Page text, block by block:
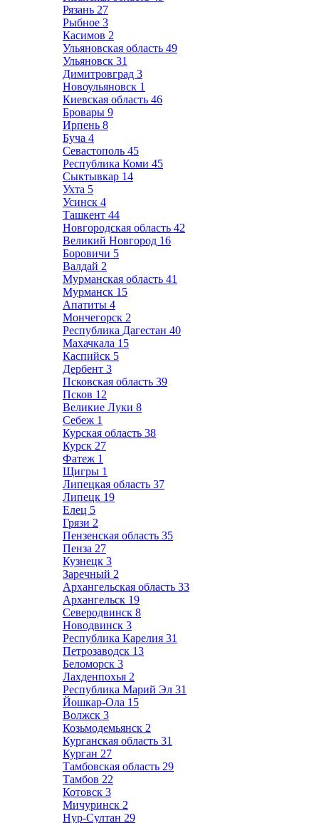
Рязань 27
Рыбное 3
Касимов 2
Ульяновская область 49
Ульяновск 31
Димитровград 3
Новоульяновск 1
Киевская область 46
Бровары 9
Ирпень 8
Буча 4
Севастополь 45
Республика Коми 45
Сыктывкар 14
Ухта 5
Усинск 4
Ташкент 44
Новгородская область 42
Великий Новгород 16
Боровичи 5
Валдай 2
Мурманская область 41
Мурманск 15
Апатиты 4
Мончегорск 2
Республика Дагестан 40
Махачкала 15
Каспийск 5
Дербент 3
Псковская область 39
Псков 12
Великие Луки 8
Себеж 1
Курская область 38
Курск 27
Фатеж 1
Щигры 1
Липецкая область 37
Липецк 19
Елец 5
Грязи 2
Пензенская область 35
Пенза 27
Кузнецк 3
Заречный 2
Архангельская область 33
Архангельск 19
Северодвинск 8
Новодвинск 3
Республика Карелия 31
Петрозаводск 13
Беломорск 3
Лахденпохья 2
Республика Марий Эл 31
Йошкар-Ола 15
Волжск 3
Козьмодемьянск 2
Курганская область 31
Курган 27
Тамбовская область 29
Тамбов 22
Котовск 3
Мичуринск 2
Нур-Султан 29